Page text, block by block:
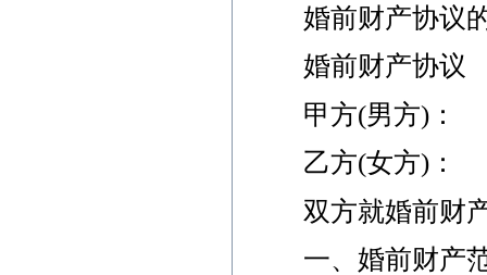
婚前财产协议
婚前财产协议
甲方(男方)：
乙方(女方)：
双方就婚前财产
一、婚前财产